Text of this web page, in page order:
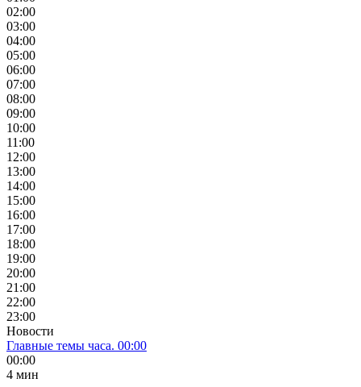
02:00
03:00
04:00
05:00
06:00
07:00
08:00
09:00
10:00
11:00
12:00
13:00
14:00
15:00
16:00
17:00
18:00
19:00
20:00
21:00
22:00
23:00
Новости
Главные темы часа. 00:00
00:00
4 мин